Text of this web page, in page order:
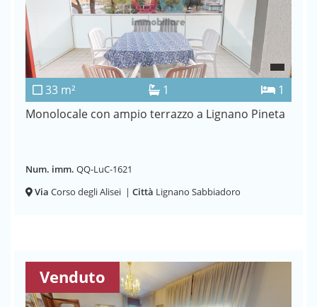
33 m² 1
1
Monolocale con ampio terrazzo a Lignano Pineta
Num. imm. QQ-LuC-1621
Via Corso degli Alisei | Città Lignano Sabbiadoro
Venduto